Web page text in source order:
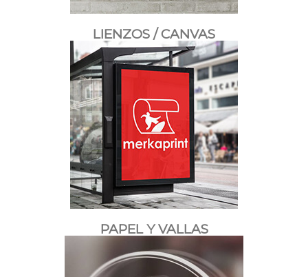
LIENZOS / CANVAS
PAPEL Y VALLAS